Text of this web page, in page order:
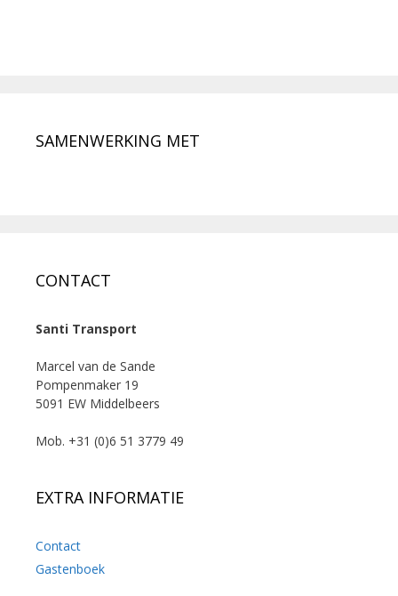
SAMENWERKING MET
CONTACT
Santi Transport
Marcel van de Sande
Pompenmaker 19
5091 EW Middelbeers
Mob. +31 (0)6 51 3779 49
EXTRA INFORMATIE
Contact
Gastenboek